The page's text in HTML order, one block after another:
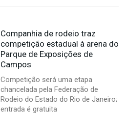
Companhia de rodeio traz
competição estadual à arena do
Parque de Exposições de
Campos
Competição será uma etapa
chancelada pela Federação de
Rodeio do Estado do Rio de Janeiro;
entrada é gratuita